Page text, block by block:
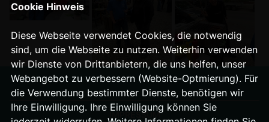
IMPRESSUM
Cookie Hinweis
Diese Webseite verwendet Cookies, die notwendig
sind, um die Webseite zu nutzen. Weiterhin verwenden
wir Dienste von Drittanbietern, die uns helfen, unser
Webangebot zu verbessern (Website-Optmierung). Für
die Verwendung bestimmter Dienste, benötigen wir
Ihre Einwilligung. Ihre Einwilligung können Sie